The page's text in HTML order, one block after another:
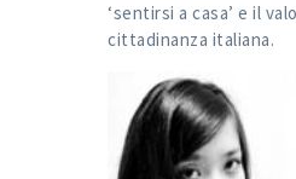
‘sentirsi a casa’ e il
cittadinanza italiana.